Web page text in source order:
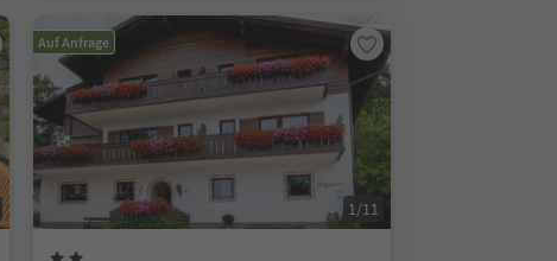
Auf Anfrage
1/11